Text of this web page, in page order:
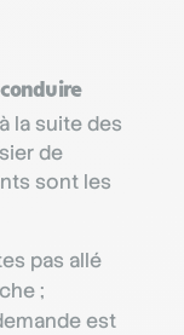
la suite des
de
sont les
pas allé
;
est